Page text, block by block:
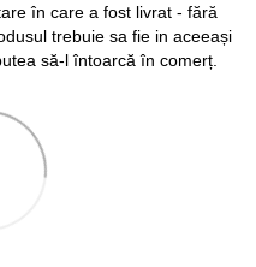
în care a fost livrat - fără
trebuie sa fie in aceeași
să-l întoarcă în comerț.